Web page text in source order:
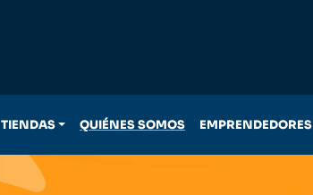
TIENDAS QUIÉNES SOMOS EMPRENDEDORES